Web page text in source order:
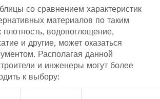
со сравнением характеристик
материалов по таким
плотность, водопоглощение,
и другие, может оказаться
Располагая данной
и инженеры могут более
к выбору: